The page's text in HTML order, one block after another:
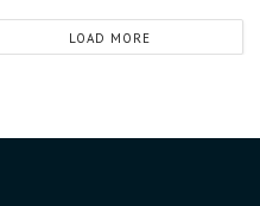
LOAD MORE